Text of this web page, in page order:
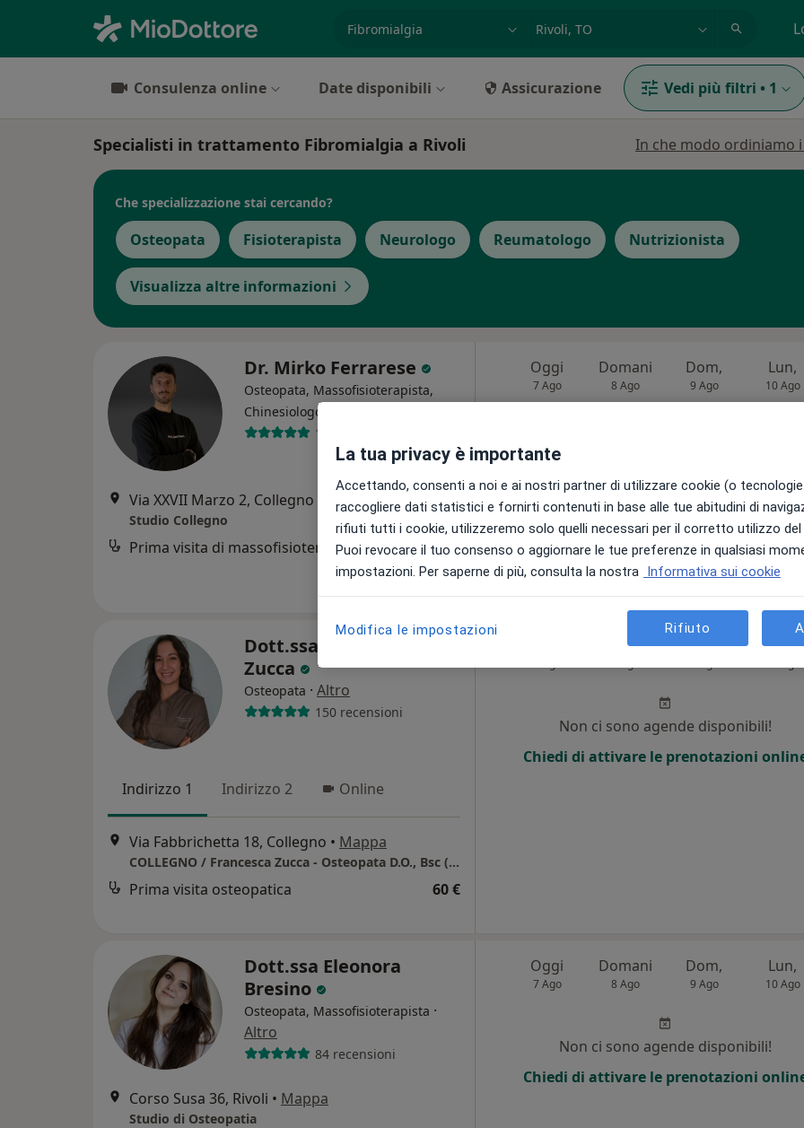
Consulenza online Date disponibili Assicurazione Vedi più filtri • 1
Specialisti in trattamento Fibromialgia a Rivoli In che modo ordiniamo
Che specializzazione stai cercando?
Osteopata Fisioterapista Neurologo Reumatologo Nutrizionista
Visualizza altre informazioni
Dr. Mirko Ferrarese
Osteopata, Massofisioterapista,
Chinesiologo
145 recensioni
Via XXVII Marzo 2, Collegno Mappa
Studio Collegno
Prima visita di massofisioterapia da 60 €
Oggi
7 Ago
Domani
8 Ago
Dom,
9 Ago
Lun,
10 Ago
Non ci sono agende disponibili!
Chiedi di attivare le prenotazioni online
Dott.ssa Francesca
Zucca
Osteopata · Altro
150 recensioni
Indirizzo 1 Indirizzo 2 Online
Via Fabbrichetta 18, Collegno • Mappa
COLLEGNO / Francesca Zucca - Osteopata D.O., Bsc (HONS)
Prima visita osteopatica 60 €
Domani Dom, Lun,
Non ci sono agende disponibili!
Chiedi di attivare le prenotazioni
Dott.ssa Eleonora
Bresino
Osteopata, Massofisioterapista ·
Altro
84 recensioni
Corso Susa 36, Rivoli • Mappa
Studio di Osteopatia
Oggi
7 Ago
Domani
8 Ago
Dom,
9 Ago
Lun,
10 Ago
Non ci sono agende disponibili!
Chiedi di attivare le prenotazioni
La tua privacy è importante
Accettando, consenti a noi e ai nostri partner di utilizzare cookie (o
raccogliere dati statistici e fornirti contenuti in base alle tue abitudini di
rifiuti tutti i cookie, utilizzeremo solo quelli necessari per il corretto utilizzo
Puoi revocare il tuo consenso o aggiornare le tue preferenze in qualsiasi
impostazioni. Per saperne di più, consulta la nostra Informativa sui cookie
Modifica le impostazioni Rifiuto